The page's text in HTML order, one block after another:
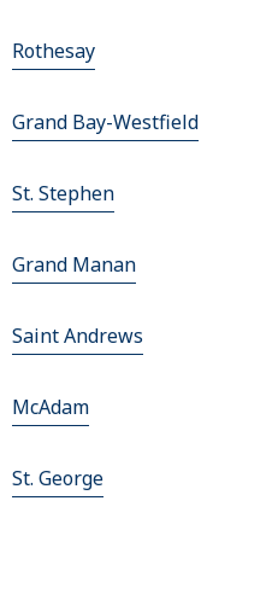
Rothesay
Grand Bay-Westfield
St. Stephen
Grand Manan
Saint Andrews
McAdam
St. George